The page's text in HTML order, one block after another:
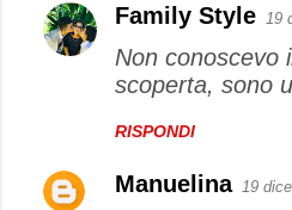
Family Style 19
Non conoscevo
scoperta, sono
RISPONDI
Manuelina 19